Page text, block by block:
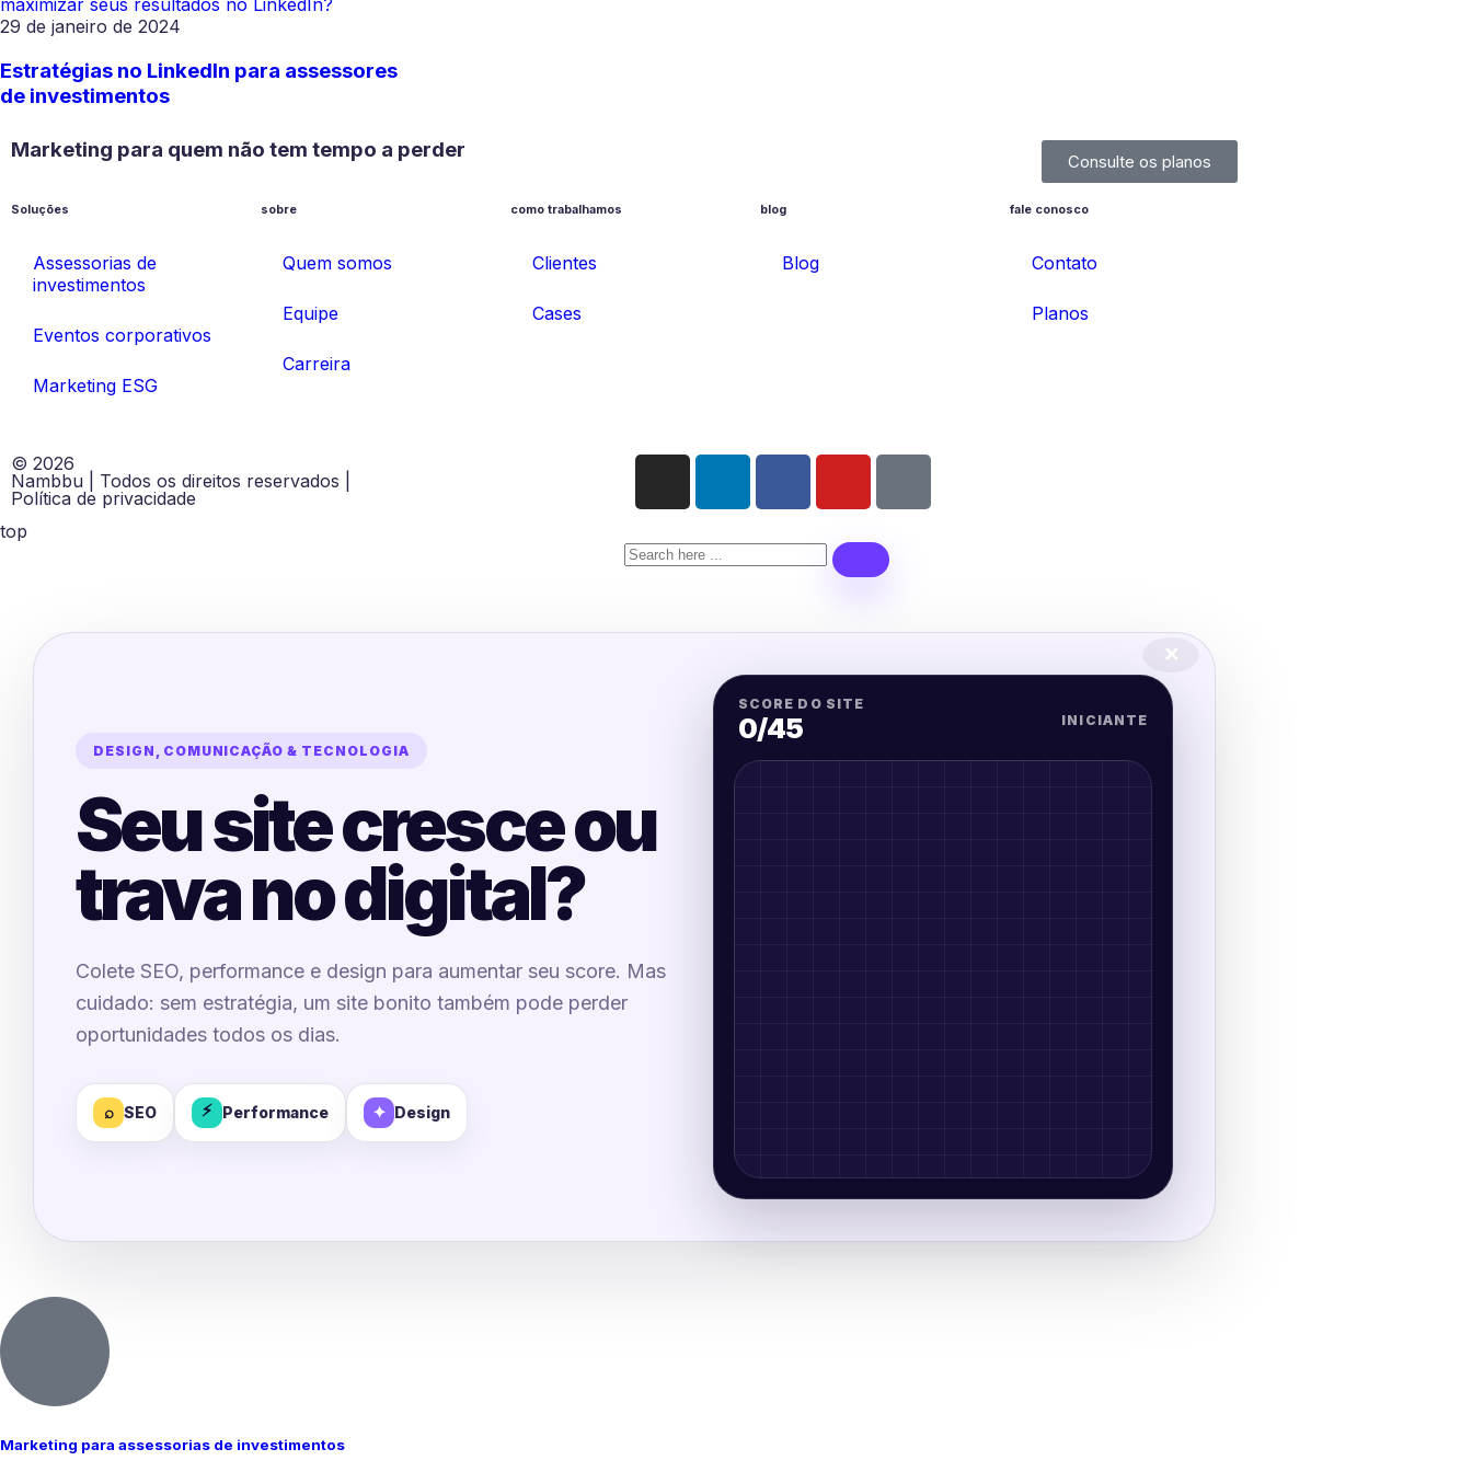
29 de janeiro de 2024
Estratégias no LinkedIn para assessores
de investimentos
Marketing para quem não tem tempo a perder Consulte os planos
Soluções
Assessorias de
investimentos
Eventos corporativos
Marketing ESG
sobre
Quem somos
Equipe
Carreira
como trabalhamos
Clientes
Cases
blog
Blog
fale conosco
Contato
Planos
© 2026
Nambbu | Todos os direitos reservados |
Política de privacidade
top
✕
DESIGN, COMUNICAÇÃO & TECNOLOGIA
Seu site cresce ou
trava no digital?
Colete SEO, performance e design para aumentar seu score. Mas
cuidado: sem estratégia, um site bonito também pode perder
oportunidades todos os dias.
⌕ SEO ⚡ Performance ✦ Design
SCORE DO SITE
0/45 INICIANTE
Marketing para assessorias de investimentos